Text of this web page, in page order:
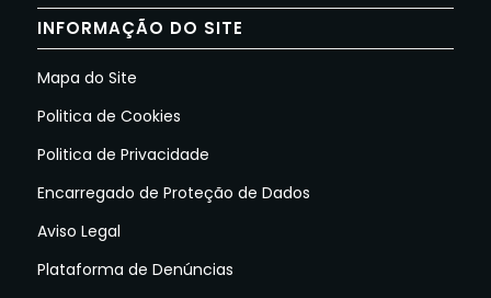
INFORMAÇÃO DO SITE
Mapa do Site
Politica de Cookies
Politica de Privacidade
Encarregado de Proteção de Dados
Aviso Legal
Plataforma de Denúncias